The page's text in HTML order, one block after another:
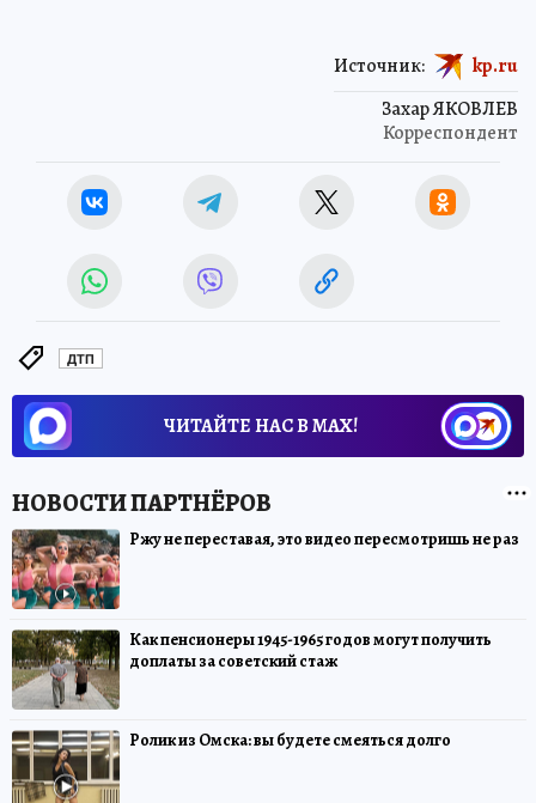
Захар ЯКОВЛЕВ
Корреспондент
Источник: kp.ru
ДТП
ЧИТАЙТЕ НАС В МАХ!
Ржу не переставая, это видео пересмотришь не раз
Как пенсионеры 1945-1965 годов могут получить
доплаты за советский стаж
Ролик из Омска: вы будете смеяться долго